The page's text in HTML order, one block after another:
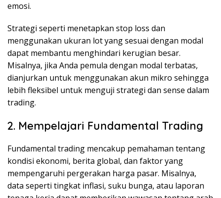
emosi.
Strategi seperti menetapkan stop loss dan
menggunakan ukuran lot yang sesuai dengan modal
dapat membantu menghindari kerugian besar.
Misalnya, jika Anda pemula dengan modal terbatas,
dianjurkan untuk menggunakan akun mikro sehingga
lebih fleksibel untuk menguji strategi dan sense dalam
trading.
2. Mempelajari Fundamental Trading
Fundamental trading mencakup pemahaman tentang
kondisi ekonomi, berita global, dan faktor yang
mempengaruhi pergerakan harga pasar. Misalnya,
data seperti tingkat inflasi, suku bunga, atau laporan